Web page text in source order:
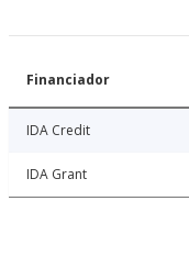
Financiador
IDA Credit
IDA Grant